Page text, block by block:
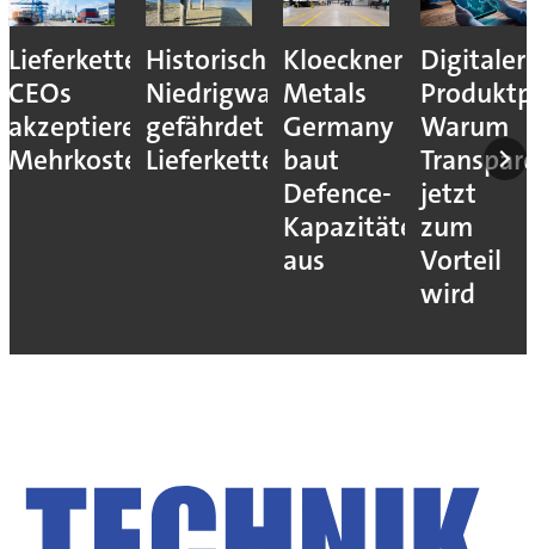
Lieferkettenresilienz:
CEOs
akzeptieren
Mehrkosten
Historisches
Niedrigwasser
gefährdet
Lieferketten
Kloeckner
Metals
Germany
baut
Defence-
Kapazitäten
aus
Digitaler
Warum
jetzt
zum
Vorteil
wird